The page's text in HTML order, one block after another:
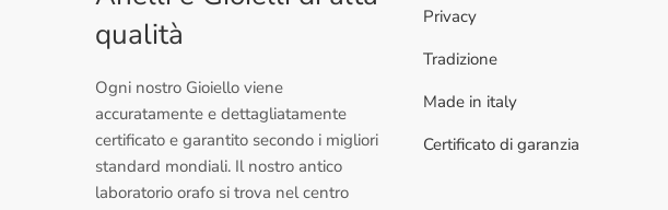
qualità
Ogni nostro Gioiello viene
accuratamente e dettagliatamente
certificato e garantito secondo i migliori
standard mondiali. Il nostro antico
laboratorio orafo si trova nel centro
Privacy
Tradizione
Made in italy
Certificato di garanzia